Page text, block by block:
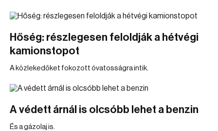
Hőség: részlegesen feloldják a hétvégi
kamionstopot
A közlekedőket fokozott óvatosságra intik.
A védett árnál is olcsóbb lehet a benzin
És a gázolaj is.